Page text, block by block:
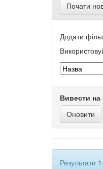
Почати
Додати
Вивести на
Результати